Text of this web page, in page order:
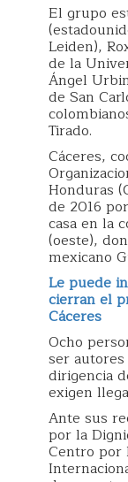
El grupo
Leiden),
de la
Ángel
de San
Tirado.
Cáceres,
Honduras
de 2016
casa en la
(oeste),
mexicano
Le puede
cierran el
Cáceres
Ocho
ser
dirigencia
exigen
Ante sus
por la
Centro por